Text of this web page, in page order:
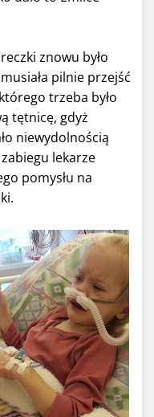
znowu było
pilnie przejść
trzeba było
tętnicę, gdyż
niewydolnością
lekarze
pomysłu na